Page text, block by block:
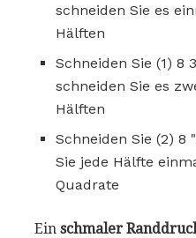
schneiden Sie es
Hälften
Schneiden Sie (1) 8
schneiden Sie es
Hälften
Schneiden Sie (2) 8
Sie jede Hälfte
Quadrate
Ein schmaler